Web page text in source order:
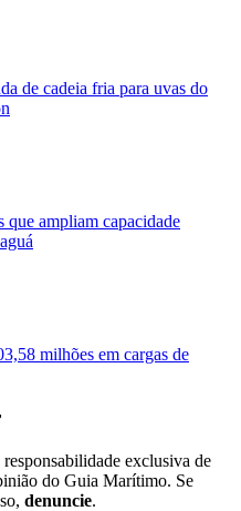
de cadeia fria para uvas do
que ampliam capacidade
milhões em cargas de
exclusiva de
do Guia Marítimo. Se
denuncie.